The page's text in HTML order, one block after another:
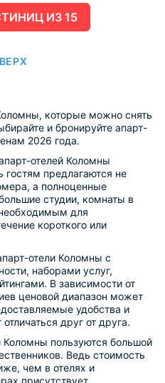
ГОСТИНИЦ ИЗ 15
которые можно снять
и бронируйте апарт-
2026 года.
отелей Коломны
гостям предлагаются не
а полноценные
студии, комнаты в
для
короткого или
отели Коломны с
наборами услуг,
В зависимости от
ценовой диапазон может
удобства и
друг от друга.
Коломны пользуются большой
Ведь стоимость
чем в отелях и
присутствует